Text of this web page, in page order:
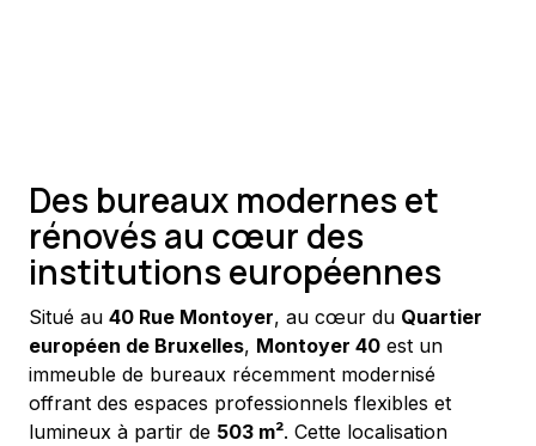
Des bureaux modernes et
rénovés au cœur des
institutions européennes
Situé au 40 Rue Montoyer, au cœur du Quartier
européen de Bruxelles, Montoyer 40 est un
immeuble de bureaux récemment modernisé
offrant des espaces professionnels flexibles et
lumineux à partir de 503 m². Cette localisation